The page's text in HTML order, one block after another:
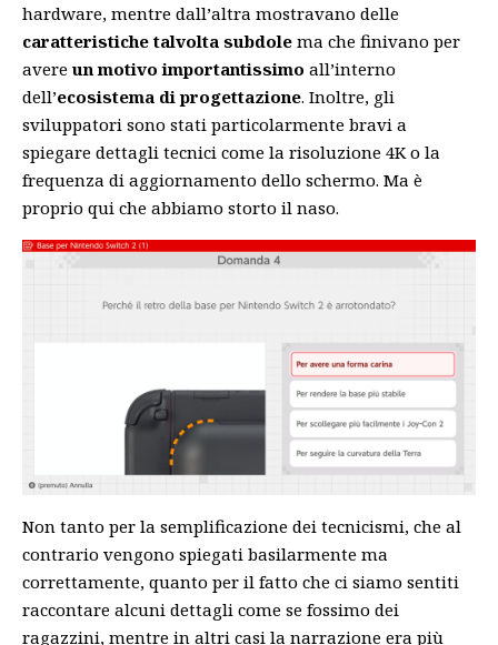
hardware, mentre dall’altra mostravano delle
caratteristiche talvolta subdole ma che finivano per
avere un motivo importantissimo all’interno
dell’ecosistema di progettazione. Inoltre, gli
sviluppatori sono stati particolarmente bravi a
spiegare dettagli tecnici come la risoluzione 4K o la
frequenza di aggiornamento dello schermo. Ma è
proprio qui che abbiamo storto il naso.
Non tanto per la semplificazione dei tecnicismi, che al
contrario vengono spiegati basilarmente ma
correttamente, quanto per il fatto che ci siamo sentiti
raccontare alcuni dettagli come se fossimo dei
ragazzini, mentre in altri casi la narrazione era più